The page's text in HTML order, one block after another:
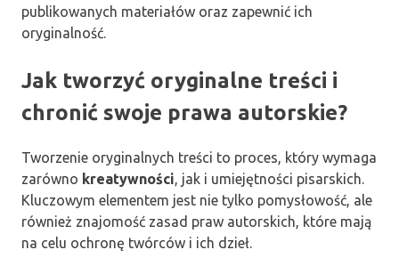
publikowanych materiałów oraz zapewnić ich
oryginalność.
Jak tworzyć oryginalne treści i
chronić swoje prawa autorskie?
Tworzenie oryginalnych treści to proces, który wymaga
zarówno kreatywności, jak i umiejętności pisarskich.
Kluczowym elementem jest nie tylko pomysłowość, ale
również znajomość zasad praw autorskich, które mają
na celu ochronę twórców i ich dzieł.